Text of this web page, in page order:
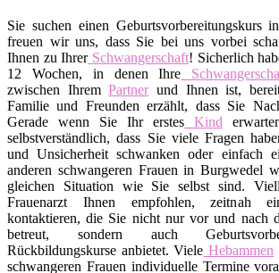
Sie suchen einen Geburtsvorbereitungskurs
freuen wir uns, dass Sie bei uns vorbei
Ihnen zu IhrerSchwangerschaft! Sicherlich
12 Wochen, in denen Ihre
zwischen IhremPartnerund Ihnen ist,
Familie und Freunden erzählt, dass Sie
Gerade wenn Sie Ihr erstes Kind
selbstverständlich, dass Sie viele Fragen
und Unsicherheit schwanken oder einfach
anderen schwangeren Frauen in Burgwedel
gleichen Situation wie Sie selbst sind.
Frauenarzt Ihnen empfohlen, zeitnah
kontaktieren, die Sie nicht nur vor und nach
betreut, sondern auch
Rückbildungskurse anbietet. Viele Hebammen
schwangeren Frauen individuelle Termine